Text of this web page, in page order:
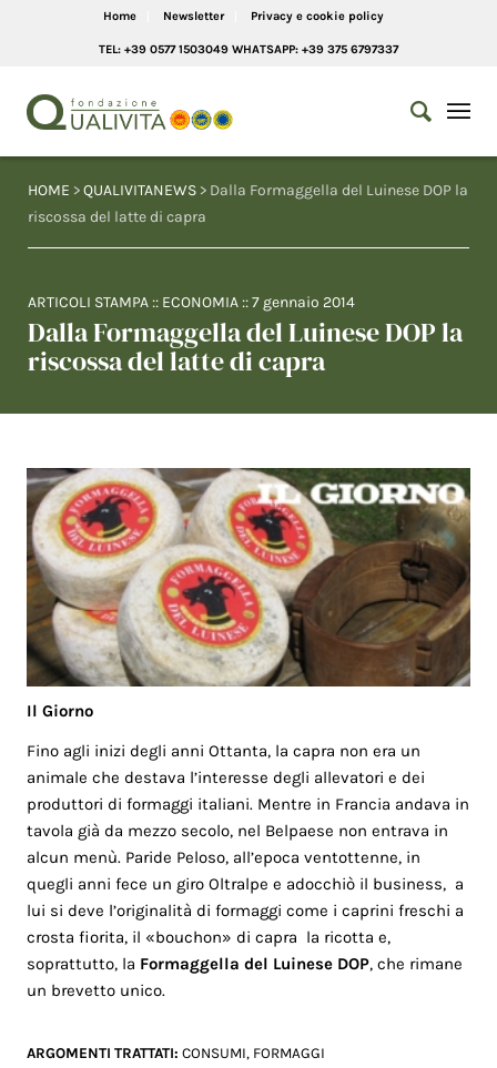
Home Newsletter Privacy e cookie policy
TEL: +39 0577 1503049 WHATSAPP: +39 375 6797337
HOME >QUALIVITANEWS > Dalla Formaggella del Luinese DOP la
riscossa del latte di capra
ARTICOLI STAMPA :: ECONOMIA ::7 gennaio 2014
Dalla Formaggella del Luinese DOP la
riscossa del latte di capra
Il Giorno
Fino agli inizi degli anni Ottanta, la capra non era un
animale che destava l’interesse degli allevatori e dei
produttori di formaggi italiani. Mentre in Francia andava in
tavola già da mezzo secolo, nel Belpaese non entrava in
alcun menù. Paride Peloso, all’epoca ventottenne, in
quegli anni fece un giro Oltralpe e adocchiò il business, a
lui si deve l’originalità di formaggi come i caprini freschi a
crosta fiorita, il «bouchon» di capra la ricotta e,
soprattutto, la Formaggella del Luinese DOP, che rimane
un brevetto unico.
ARGOMENTI TRATTATI:CONSUMI, FORMAGGI